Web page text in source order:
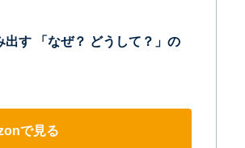
す 「なぜ？ どうして？」の
で見る